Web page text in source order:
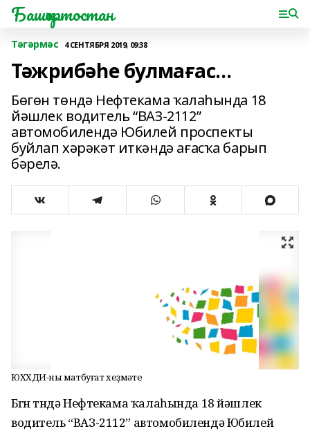
Башҡортостан
Тәгәрмәс 4 СЕНТЯБРЯ 2019, 09:38
Тәжрибәһе булмағас...
Бөгөн төндә Нефтекама ҡалаһында 18
йәшлек водитель “ВАЗ-2112”
автомобилендә Юбилей проспекты
буйлап хәрәкәт иткәндә ағасҡа барып
бәрелә.
ЮХХДИ-ның матбуғат хеҙмәте
Бөгөн төндә Нефтекама ҡалаһында 18 йәшлек
водитель “ВАЗ-2112” автомобилендә Юбилей